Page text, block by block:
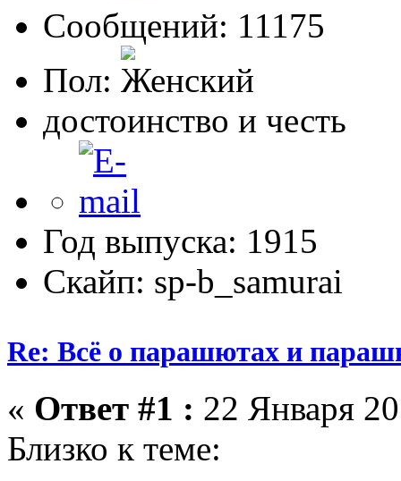
Сообщений: 11175
Пол:
достоинство и честь
Год выпуска: 1915
Скайп: sp-b_samurai
Re: Всё о парашютах и
« Ответ #1 : 22 Января
Близко к теме: